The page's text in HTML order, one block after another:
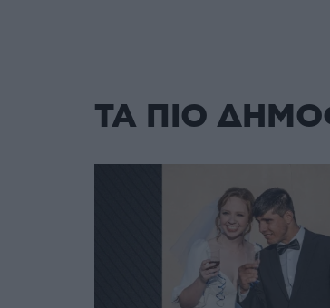
ΤΑ ΠΙΟ